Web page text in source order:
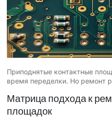
Приподнятые контактные
время переделки. Но ремонт
Матрица подхода к
площадок